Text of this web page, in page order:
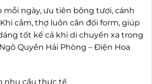
mỗi ngày, ưu tiên bông tươi, cánh
cắm, thợ luôn cân đối form, giúp
tốt kể cả khi di chuyển xa trong
Quyền Hải Phòng – Điện Hoa
nhu cầu thực tế